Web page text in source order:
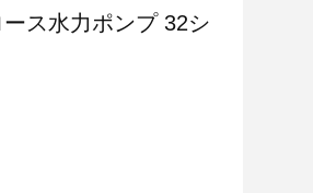
ス水力ポンプ 32シ